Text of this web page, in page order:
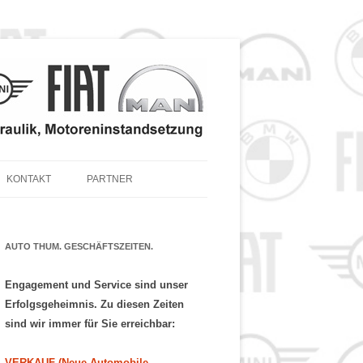
SERVICE – ANGEBOT
KONTAKT PARTNER
AUTO THUM. GESCHÄFTSZEITEN.
Engagement und Service sind unser
Erfolgsgeheimnis. Zu diesen Zeiten
sind wir immer für Sie erreichbar: